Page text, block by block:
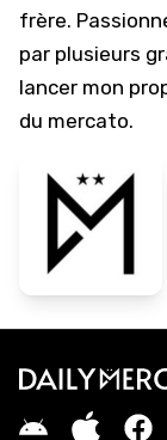
frère.
par plusieurs
lancer mon
du mercato.